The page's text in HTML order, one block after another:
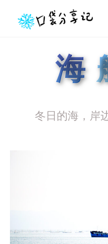
海
冬日的海，岸